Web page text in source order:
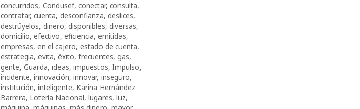
concurridos, Condusef, conectar, consulta,
contratar, cuenta, desconfianza, deslices,
destrúyelos, dinero, disponibles, diversas,
domicilio, efectivo, eficiencia, emitidas,
empresas, en el cajero, estado de cuenta,
estrategia, evita, éxito, frecuentes, gas,
gente, Guarda, ideas, impuestos, Impulso,
incidente, innovación, innovar, inseguro,
institución, inteligente, Karina Hernández
Barrera, Lotería Nacional, lugares, luz,